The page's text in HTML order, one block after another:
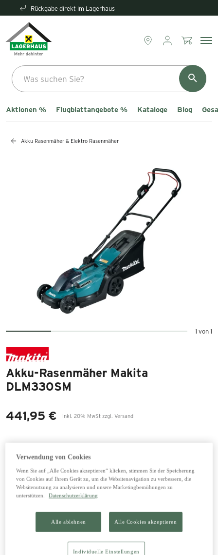
Rückgabe direkt im Lagerhaus
Aktionen % Flugblattangebote % Kataloge Blog
Akku Rasenmäher & Elektro Rasenmäher
1 von 1
Akku-Rasenmäher Makita
DLM330SM
441,95 €
inkl. 20% MwSt zzgl. Versand
In den Warenkorb legen
Abholung im Lagerhaus
lagernd
Lagerhaus Saalfelden (ändern)
Verwendung von Cookies
Wenn Sie auf „Alle Cookies akzeptieren“ klicken, stimmen Sie der Speicherung
von Cookies auf Ihrem Gerät zu, um die Websitenavigation zu verbessern, die
Websitenutzung zu analysieren und unsere Marketingbemühungen zu
unterstützen.
Datenschutzerklärung
Alle ablehnen Alle Cookies akzeptieren
Individuelle Einstellungen